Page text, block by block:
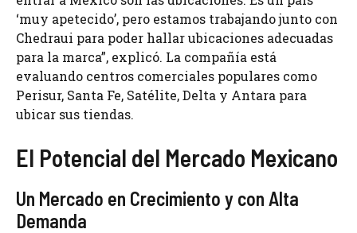
‘muy apetecido’, pero estamos trabajando junto con
Chedraui para poder hallar ubicaciones adecuadas
para la marca”, explicó. La compañía está
evaluando centros comerciales populares como
Perisur, Santa Fe, Satélite, Delta y Antara para
ubicar sus tiendas.
El Potencial del Mercado Mexicano
Un Mercado en Crecimiento y con Alta
Demanda